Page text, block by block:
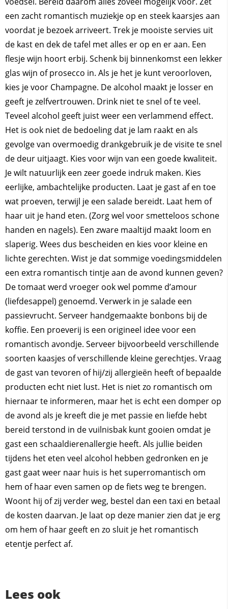
een zacht romantisch muziekje op en steek kaarsjes aan
voordat je bezoek arriveert. Trek je mooiste servies uit
de kast en dek de tafel met alles er op en er aan. Een
flesje wijn hoort erbij. Schenk bij binnenkomst een lekker
glas wijn of prosecco in. Als je het je kunt veroorloven,
kies je voor Champagne. De alcohol maakt je losser en
geeft je zelfvertrouwen. Drink niet te snel of te veel.
Teveel alcohol geeft juist weer een verlammend effect.
Het is ook niet de bedoeling dat je lam raakt en als
gevolge van overmoedig drankgebruik je de visite te snel
de deur uitjaagt. Kies voor wijn van een goede kwaliteit.
Je wilt natuurlijk een zeer goede indruk maken. Kies
eerlijke, ambachtelijke producten. Laat je gast af en toe
wat proeven, terwijl je een salade bereidt. Laat hem of
haar uit je hand eten. (Zorg wel voor smetteloos schone
handen en nagels). Een zware maaltijd maakt loom en
slaperig. Wees dus bescheiden en kies voor kleine en
lichte gerechten. Wist je dat sommige voedingsmiddelen
een extra romantisch tintje aan de avond kunnen geven?
De tomaat werd vroeger ook wel pomme d’amour
(liefdesappel) genoemd. Verwerk in je salade een
passievrucht. Serveer handgemaakte bonbons bij de
koffie. Een proeverij is een origineel idee voor een
romantisch avondje. Serveer bijvoorbeeld verschillende
soorten kaasjes of verschillende kleine gerechtjes. Vraag
de gast van tevoren of hij/zij allergieën heeft of bepaalde
producten echt niet lust. Het is niet zo romantisch om
hiernaar te informeren, maar het is echt een domper op
de avond als je kreeft die je met passie en liefde hebt
bereid terstond in de vuilnisbak kunt gooien omdat je
gast een schaaldierenallergie heeft. Als jullie beiden
tijdens het eten veel alcohol hebben gedronken en je
gast gaat weer naar huis is het superromantisch om
hem of haar even samen op de fiets weg te brengen.
Woont hij of zij verder weg, bestel dan een taxi en betaal
de kosten daarvan. Je laat op deze manier zien dat je erg
om hem of haar geeft en zo sluit je het romantisch
etentje perfect af.
Lees ook